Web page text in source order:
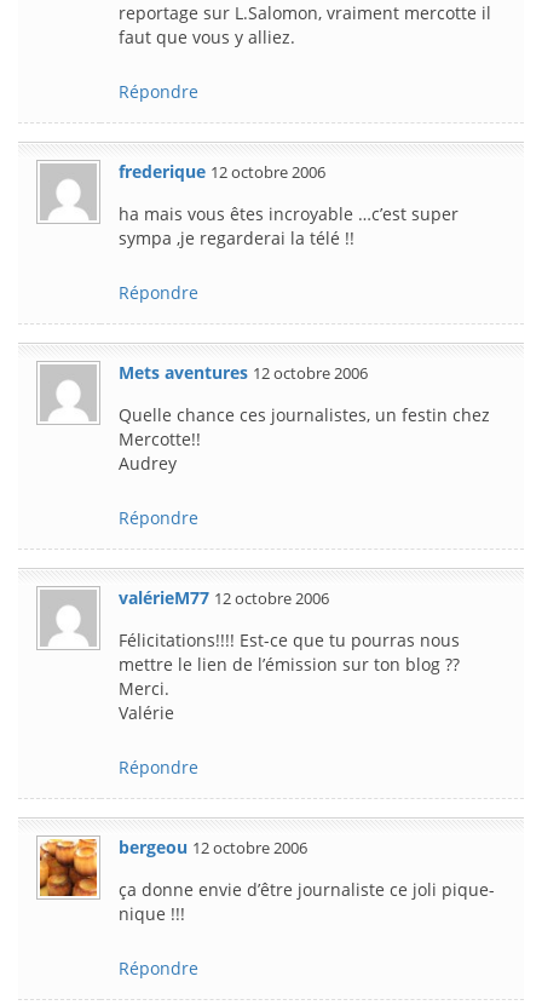
reportage sur L.Salomon, vraiment mercotte il
faut que vous y alliez.
Répondre
frederique 12 octobre 2006
ha mais vous êtes incroyable …c’est super
sympa ,je regarderai la télé !!
Répondre
Mets aventures 12 octobre 2006
Quelle chance ces journalistes, un festin chez
Mercotte!!
Audrey
Répondre
valérieM77 12 octobre 2006
Félicitations!!!! Est-ce que tu pourras nous
mettre le lien de l’émission sur ton blog ??
Merci.
Valérie
Répondre
bergeou 12 octobre 2006
ça donne envie d’être journaliste ce joli pique-
nique !!!
Répondre